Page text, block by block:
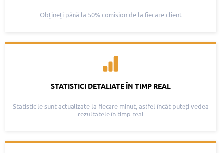
Obțineți până la 50% comision de la fiecare client
STATISTICI DETALIATE ÎN TIMP REAL
Statisticile sunt actualizate la fiecare minut, astfel încât puteți vedea
rezultatele în timp real